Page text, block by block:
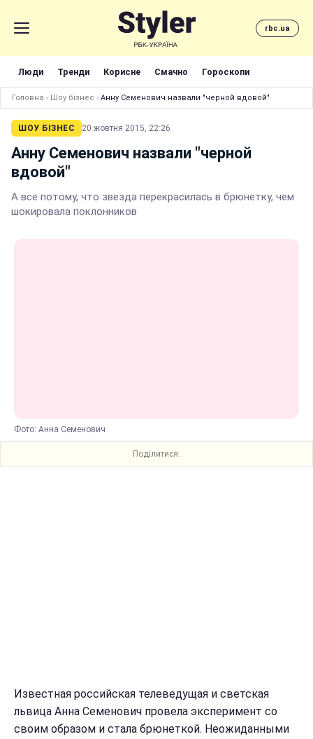
rbc.ua
Люди Тренди Корисне Смачно Гороскопи
Головна › Шоу бізнес › Анну Семенович назвали "черной вдовой"
ШОУ БІЗНЕС 20 жовтня 2015, 22:26
Анну Семенович назвали "черной
вдовой"
А все потому, что звезда перекрасилась в брюнетку, чем
шокировала поклонников
Фото: Анна Семенович
Поділитися:
Известная российская телеведущая и светская
львица Анна Семенович провела эксперимент со
своим образом и стала брюнеткой. Неожиданными